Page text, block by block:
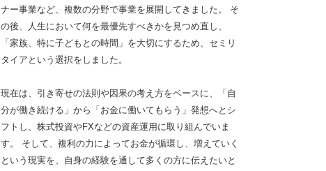
ナー事業など、複数の分野で事業を展開してきました。 そ
の後、人生において何を最優先すべきかを見つめ直し、
「家族、特に子どもとの時間」を大切にするため、セミリ
タイアという選択をしました。
現在は、引き寄せの法則や因果の考え方をベースに、「自
分が働き続ける」から「お金に働いてもらう」発想へとシ
フトし、株式投資やFXなどの資産運用に取り組んでいま
す。 そして、複利の力によってお金が循環し、増えていく
という現実を、自身の経験を通して多くの方に伝えたいと